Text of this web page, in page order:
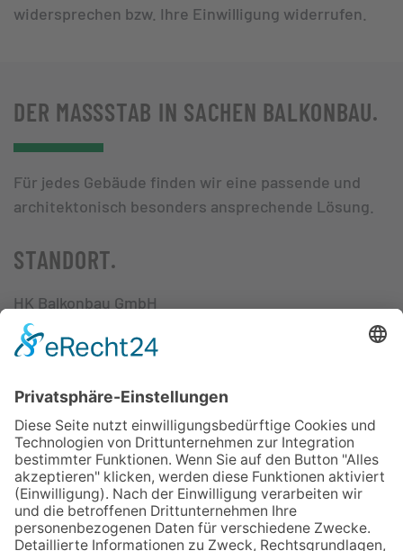
widersprechen bzw. Ihre Einwilligung widerrufen.
DER MASSSTAB IN SACHEN BALKONBAU.
Für jedes Gebäude finden wir eine passende und
architektonisch besonders ansprechende Lösung.
STANDORT.
HK Balkonbau GmbH
Am Alten Viehhof 19
47138 Duisburg
Mo. - Do. 8:00 Uhr – 16:00 Uhr
Fr. 8:00 Uhr – 15:00 Uhr
KONTAKT.
0203 - 80 955-0